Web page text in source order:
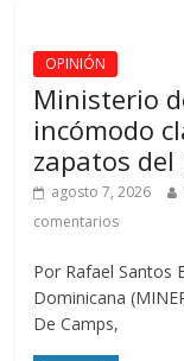
OPINIÓN
Ministerio
incómodo
zapatos
agosto 7, 2026
comentarios
Por Rafael Santos
Dominicana
De Camps,